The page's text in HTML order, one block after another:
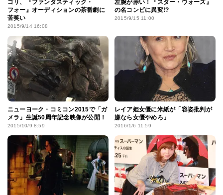
ゴリ、『ファンタスティック・
フォー』オーディションの茶番劇に
苦笑い
2015/9/14 16:08
左腕が赤い！『スター・ウォーズ』
の名コンビに異変!?
2015/9/15 11:00
ニューヨーク・コミコン2015で「ガ
メラ」生誕50周年記念映像が公開！
2015/10/9 8:59
レイア姫女優に米紙が「容姿批判が
嫌なら女優やめろ」
2016/1/6 11:59